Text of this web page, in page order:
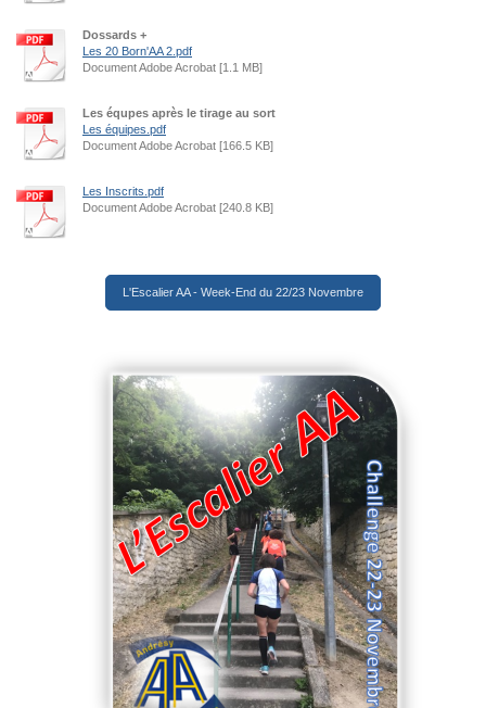
Dossards +
Les 20 Born'AA 2.pdf
Document Adobe Acrobat [1.1 MB]
Les équpes après le tirage au sort
Les équipes.pdf
Document Adobe Acrobat [166.5 KB]
Les Inscrits.pdf
Document Adobe Acrobat [240.8 KB]
L'Escalier AA - Week-End du 22/23 Novembre